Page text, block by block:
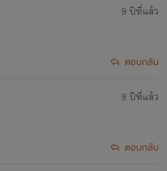
9 ปีที่แล้ว
ตอบกลับ
9 ปีที่แล้ว
ตอบกลับ